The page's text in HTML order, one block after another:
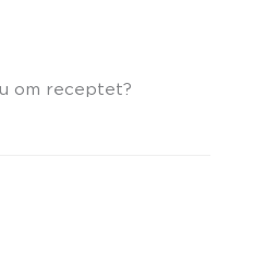
om receptet?